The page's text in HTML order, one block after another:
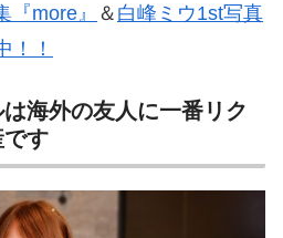
『more』 ＆ 白峰ミウ1st写真
！！
海外の友人に一番リク
す